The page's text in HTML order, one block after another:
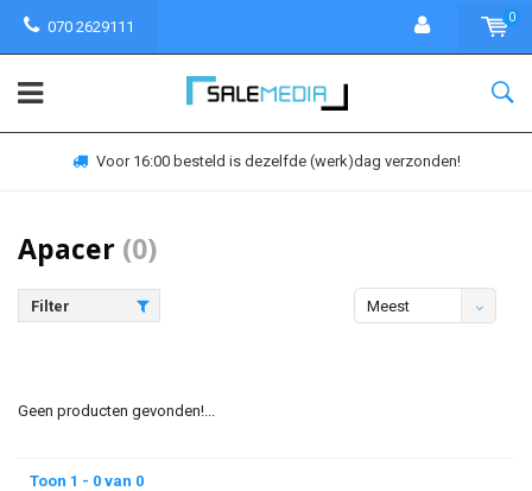
070 2629111
0
Voor 16:00 besteld is dezelfde (werk)dag verzonden!
Apacer (0)
Filter
Meest
Geen producten gevonden!...
Toon 1 - 0 van 0